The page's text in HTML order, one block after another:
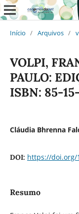
Início / Arquivos /
VOLPI,
PAULO:
ISBN: 85-
Cláudia Bhrenna
DOI: https://doi.org/
Resumo